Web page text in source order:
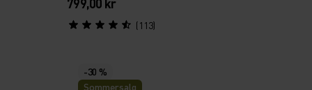
(113)
-30 %
Sommersalg